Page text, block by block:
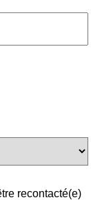
recontacté(e)